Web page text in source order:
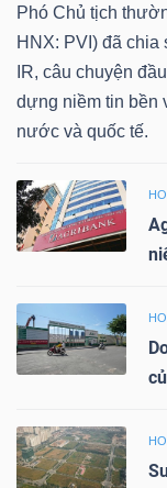
Phó Chủ tịch
HNX: PVI) đã
IR, câu chuyện
dựng niềm tin bền
nước và quốc tế.